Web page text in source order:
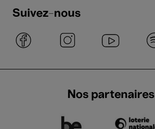
Suivez-nous
Nos partenaires